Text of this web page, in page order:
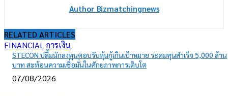
Author Bizmatchingnews
RELATED ARTICLES
FINANCIAL การเงิน
STECON ปลื้มนักลงทุนตอบรับหุ้นกู้เกินเป้าหมาย ระดมทุนสำเร็จ 5,000 ล้าน
บาท สะท้อนความเชื่อมั่นในศักยภาพการเติบโต
07/08/2026